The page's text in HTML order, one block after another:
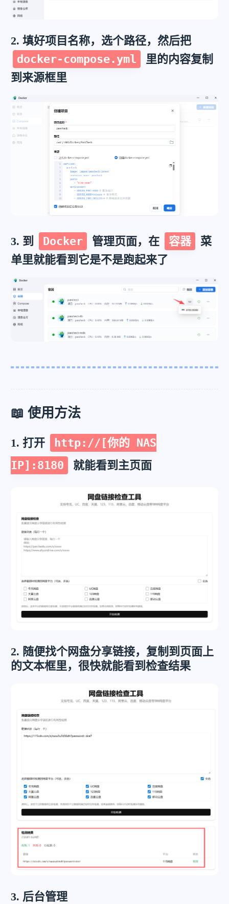
2. 填好项目名称，选个路径，然后把
docker-compose.yml
里的内容复制
到来源框里
3. 到 Docker 管理页面，在 容器
菜
单里就能看到它是不是跑起来了
📖 使用方法
1. 打开
http://[你的 NAS
IP]:8180
就能看到主页面
2. 随便找个网盘分享链接，复制到页面上
的文本框里，很快就能看到检查结果
3. 后台管理